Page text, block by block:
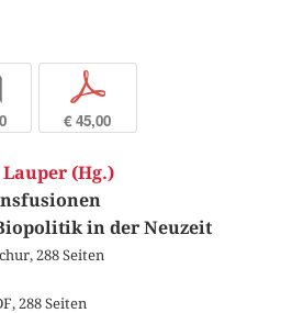
p
€ 45,00
(Hg.)
in der Neuzeit
288 Seiten
288 Seiten